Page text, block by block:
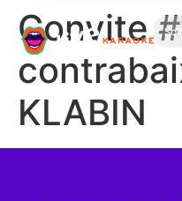
Convite
KLABIN